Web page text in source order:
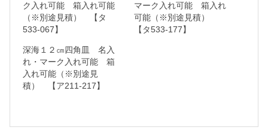
れ
ク入れ可能 箱入れ可能
（※別途見積） 【タ
533-067】
マーク入れ可能 箱入れ
可能（※別途見積）
【タ533-177】
深海１２㎝四角皿 名入
れ・マーク入れ可能 箱
入れ可能（※別途見
積） 【ア211-217】